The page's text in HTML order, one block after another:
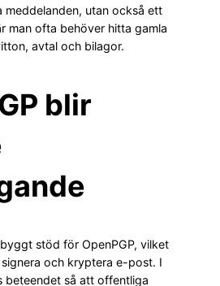
utan också ett
man ofta behöver hitta gamla
avtal och bilagor.
blir
stöd för OpenPGP, vilket
och kryptera e-post. I
beteendet så att offentliga